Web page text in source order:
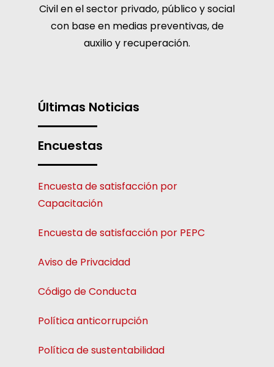
Civil en el sector privado, público y social
con base en medias preventivas, de
auxilio y recuperación.
Últimas Noticias
Encuestas
Encuesta de satisfacción por
Capacitación
Encuesta de satisfacción por PEPC
Aviso de Privacidad
Código de Conducta
Política anticorrupción
Política de sustentabilidad